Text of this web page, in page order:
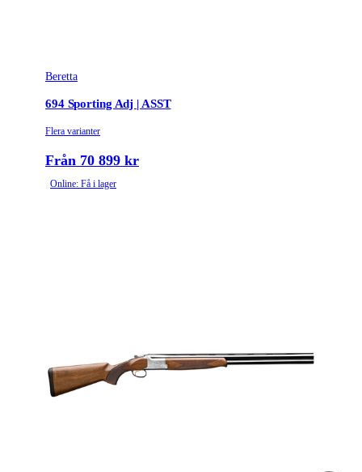
Beretta
694 Sporting Adj | ASST
Flera varianter
Från 70 899 kr
Online: Få i lager